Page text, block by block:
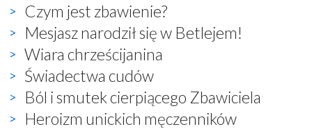
Czym jest zbawienie?
Mesjasz narodził się w Betlejem!
Wiara chrześcijanina
Świadectwa cudów
Ból i smutek cierpiącego Zbawiciela
Heroizm unickich męczenników